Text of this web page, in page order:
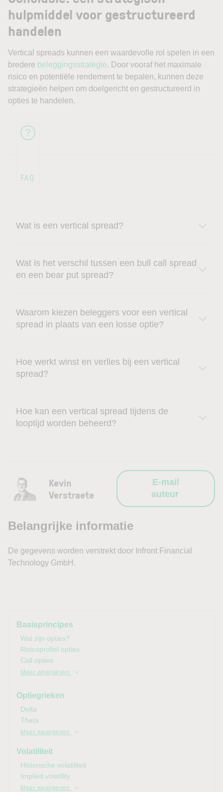
hulpmiddel voor gestructureerd
handelen
Vertical spreads kunnen een waardevolle rol spelen in een
bredere beleggingsstrategie. Door vooraf het maximale
risico en potentiële rendement te bepalen, kunnen deze
strategieën helpen om doelgericht en gestructureerd in
opties te handelen.
Wat is een vertical spread?
Wat is het verschil tussen een bull call spread
en een bear put spread?
Waarom kiezen beleggers voor een vertical
spread in plaats van een losse optie?
Hoe werkt winst en verlies bij een vertical
spread?
Hoe kan een vertical spread tijdens de
looptijd worden beheerd?
Kevin
Verstraete
E-mail
auteur
Basisprincipes
Wat zijn opties?
Risicoprofiel opties
Call opties
Meer weergeven
Optiegrieken
Delta
Theta
Meer weergeven
Volatiliteit
Historische volatiliteit
Implied volatility
Meer weergeven